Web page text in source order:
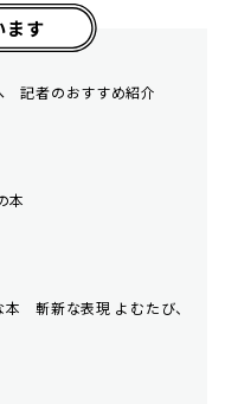
ます
記者のおすすめ紹介
本
斬新な表現 よむたび、